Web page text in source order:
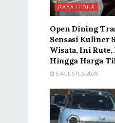
GAYA HIDUP
Open Dining
Sensasi Kuliner
Wisata, Ini Rute,
Hingga Harga
5 AGUSTUS 2026